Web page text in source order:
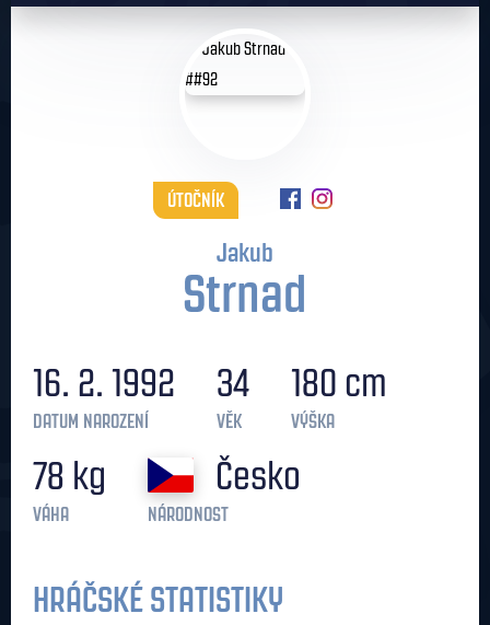
ÚTOČNÍK
Jakub
Strnad
16. 2. 1992
DATUM NAROZENÍ
34
VĚK
180 cm
VÝŠKA
78 kg
VÁHA
Česko
NÁRODNOST
HRÁČSKÉ STATISTIKY